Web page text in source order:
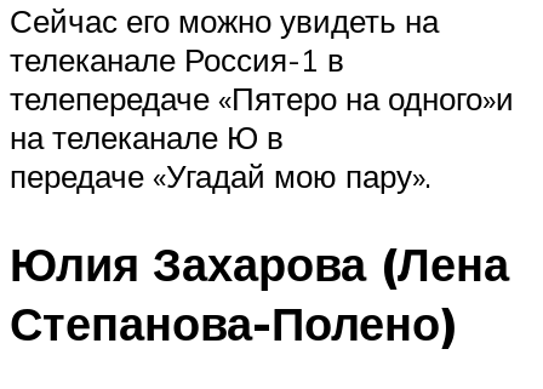
Сейчас его можно увидеть на
телеканале Россия-1 в
телепередаче «Пятеро на одного»и
на телеканале Ю в
передаче «Угадай мою пару».
Юлия Захарова (Лена
Степанова-Полено)